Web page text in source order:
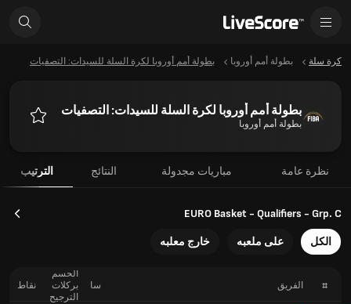
كرة سلة بطولة أمم أوروبا بطولة أمم أوروبا لكرة السلة للسيدات: التصفيات
بطولة أمم أوروبا لكرة السلة للسيدات: التصفيات
بطولة أمم أوروبا
نظرة عامة مباريات مجدولة النتائج الترتيب
EURO Basket - Qualifiers - Grp. C
الكل على ملعبه خارج معلبه
# الفريق سا
الحسم
بركلات
الترجيح
نقاط